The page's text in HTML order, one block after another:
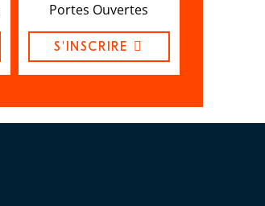
Portes Ouvertes
S'INSCRIRE